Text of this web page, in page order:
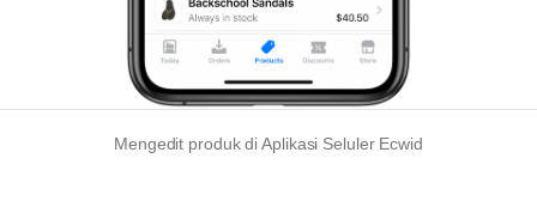
Mengedit produk di Aplikasi Seluler Ecwid